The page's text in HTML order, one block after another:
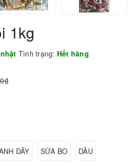
1kg
Tình trạng: Hết hàng
DÂY SỮA BÒ DÂU